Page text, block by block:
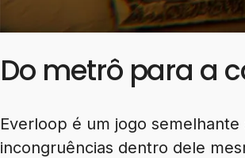
Do metrô para a
Everloop é um jogo
incongruências dentro dele